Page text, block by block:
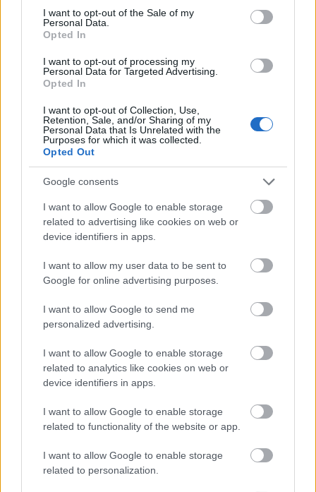
consent section.
I want to opt-out of the Sale of my
Personal Data.
Opted In
I want to opt-out of processing my
Personal Data for Targeted Advertising.
Opted In
I want to opt-out of Collection, Use,
Retention, Sale, and/or Sharing of my
Personal Data that Is Unrelated with the
Purposes for which it was collected.
Opted Out
Google consents
I want to allow Google to enable storage
related to advertising like cookies on web or
device identifiers in apps.
I want to allow my user data to be sent to
Google for online advertising purposes.
I want to allow Google to send me
personalized advertising.
I want to allow Google to enable storage
related to analytics like cookies on web or
device identifiers in apps.
I want to allow Google to enable storage
related to functionality of the website or app.
I want to allow Google to enable storage
related to personalization.
Přihlaste se k odběru našeho
newsletteru
NEJČTĚNĚJŠÍ
1 15 typů těstovin, 80 dezertů – jak se
stravují favorité Tour...